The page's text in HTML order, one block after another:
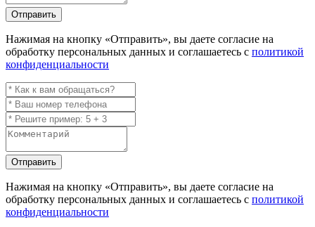
Отправить
Нажимая на кнопку «Отправить», вы даете согласие на
обработку персональных данных и соглашаетесь с политикой
конфиденциальности
Отправить
Нажимая на кнопку «Отправить», вы даете согласие на
обработку персональных данных и соглашаетесь с политикой
конфиденциальности